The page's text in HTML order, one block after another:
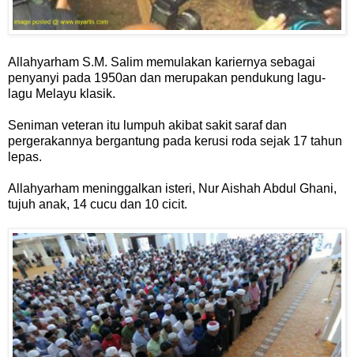
Allahyarham S.M. Salim memulakan kariernya sebagai
penyanyi pada 1950an dan merupakan pendukung lagu-
lagu Melayu klasik.
Seniman veteran itu lumpuh akibat sakit saraf dan
pergerakannya bergantung pada kerusi roda sejak 17 tahun
lepas.
Allahyarham meninggalkan isteri, Nur Aishah Abdul Ghani,
tujuh anak, 14 cucu dan 10 cicit.